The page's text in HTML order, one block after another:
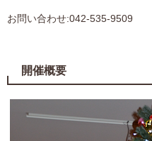
お問い合わせ:042-535-9509
開催概要